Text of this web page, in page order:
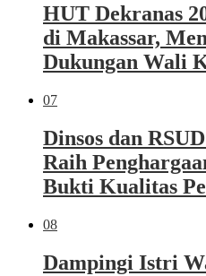
HUT Dekranas
di Makassar,
Dukungan Wali
07
Dinsos dan
Raih
Bukti Kualitas
08
Dampingi Istri